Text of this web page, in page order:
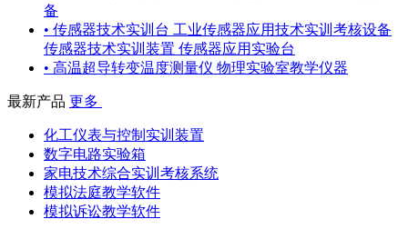
备
• 传感器技术实训台 工业传感器应用技术实训考核设备
传感器技术实训装置 传感器应用实验台
• 高温超导转变温度测量仪 物理实验室教学仪器
最新产品 更多
化工仪表与控制实训装置
数字电路实验箱
家电技术综合实训考核系统
模拟法庭教学软件
模拟诉讼教学软件